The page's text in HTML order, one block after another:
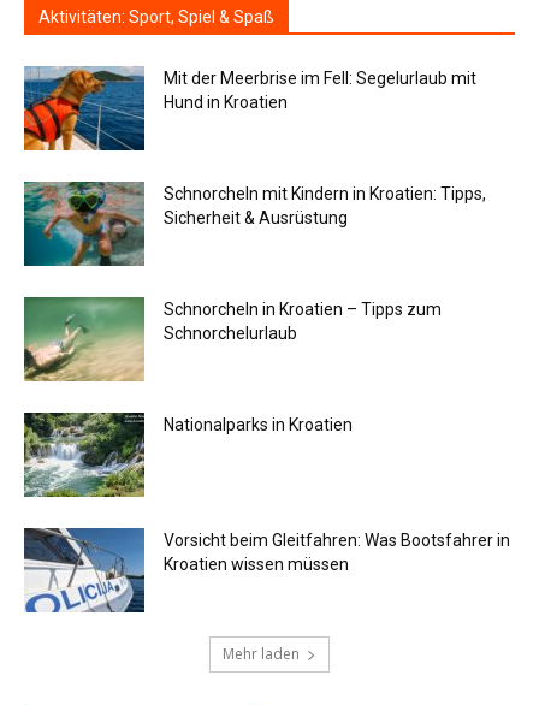
Aktivitäten: Sport, Spiel & Spaß
Mit der Meerbrise im Fell: Segelurlaub mit
Hund in Kroatien
Schnorcheln mit Kindern in Kroatien: Tipps,
Sicherheit & Ausrüstung
Schnorcheln in Kroatien – Tipps zum
Schnorchelurlaub
Nationalparks in Kroatien
Vorsicht beim Gleitfahren: Was Bootsfahrer in
Kroatien wissen müssen
Mehr laden